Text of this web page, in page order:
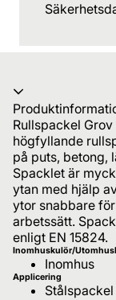
Rullspackel
högfyllande
på puts, betong,
Spacklet är
ytan med hjälp
ytor snabbare
arbetssätt.
enligt EN 15824.
Inomhuskulör/
Inomhus
Applicering
Stålspackel